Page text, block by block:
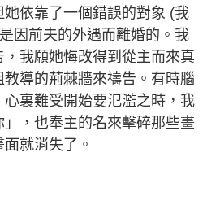
依靠了一個錯誤的對象 (我
因前夫的外遇而離婚的。我
我願她悔改得到從主而來真
導的荊棘牆來禱告。有時腦
裏難受開始要氾濫之時，我
，也奉主的名來擊碎那些畫
就消失了。